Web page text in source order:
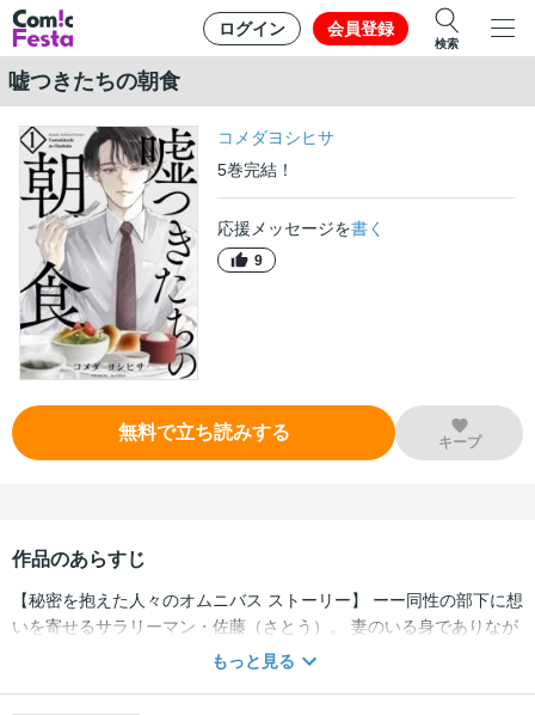
ログイン 会員登録
検索
嘘つきたちの朝食
コメダヨシヒサ
5巻完結！
応援メッセージを書く
9
無料で立ち読みする キープ
作品のあらすじ
【秘密を抱えた人々のオムニバス ストーリー】 ーー同性の部下に想
いを寄せるサラリーマン・佐藤（さとう）。 妻のいる身でありなが
ら、佐藤と逢瀬を重ねる木村（きむら）。 そんな2人の関係を知っ
もっと見る